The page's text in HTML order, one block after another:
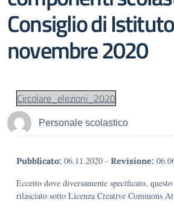
Consiglio di
novembre 2020
Personale scolastico
Circolare_elezioni_2020
Pubblicato: 06.11.2020 - Revisione:
Eccetto dove diversamente specificato,
rilasciato sotto Licenza Creative Commons